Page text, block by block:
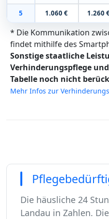
5 1.060 € 1.260
* Die Kommunikation
findet mithilfe des
Sonstige staatliche
Verhinderungspflege
Tabelle noch nicht
Mehr Infos zur
Die häusliche 24
Landau in Zahlen.